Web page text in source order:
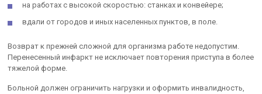
на работах с высокой скоростью: станках и конвейере;
вдали от городов и иных населенных пунктов, в поле.
Возврат к прежней сложной для организма работе недопустим.
Перенесенный инфаркт не исключает повторения приступа в более
тяжелой форме.
Больной должен ограничить нагрузки и оформить инвалидность,